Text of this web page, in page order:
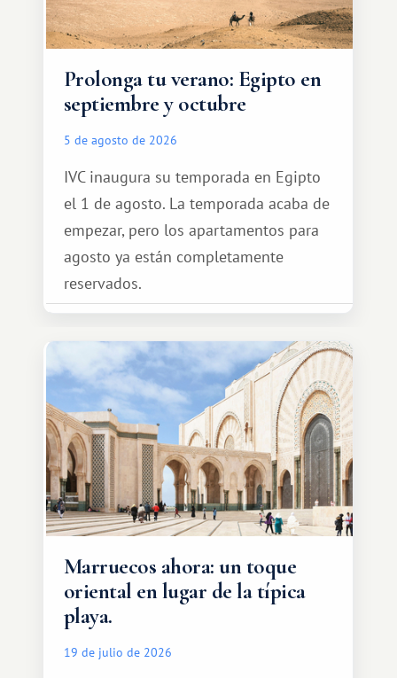
Prolonga tu verano: Egipto en
septiembre y octubre
5 de agosto de 2026
IVC inaugura su temporada en Egipto
el 1 de agosto. La temporada acaba de
empezar, pero los apartamentos para
agosto ya están completamente
reservados.
Marruecos ahora: un toque
oriental en lugar de la típica
playa.
19 de julio de 2026